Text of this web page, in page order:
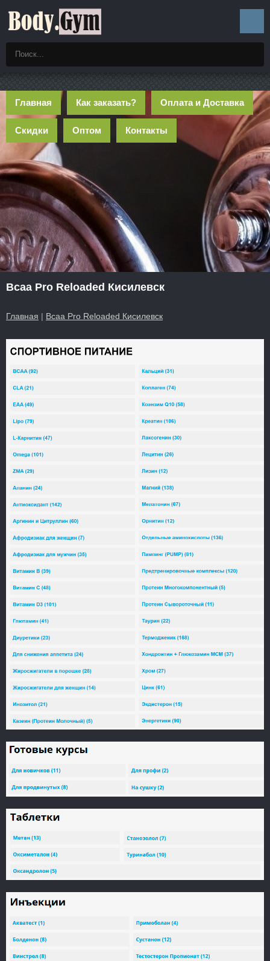
Главная Как заказать? Оплата и Доставка
Скидки Оптом Контакты
Bcaa Pro Reloaded Кисилевск
Главная | Bcaa Pro Reloaded Кисилевск